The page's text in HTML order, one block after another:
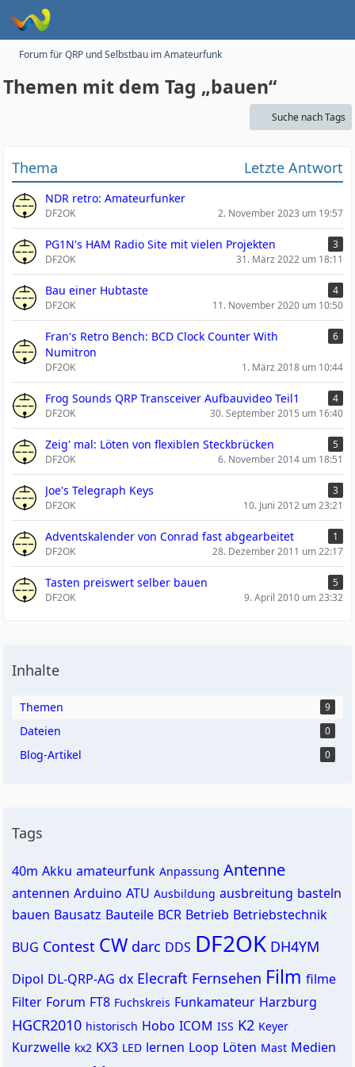
Forum für QRP und Selbstbau im Amateurfunk
Themen mit dem Tag „bauen“
Suche nach Tags
Thema Letzte Antwort
NDR retro: Amateurfunker
DF2OK 2. November 2023 um 19:57
PG1N's HAM Radio Site mit vielen Projekten
3
DF2OK
31. März 2022 um 18:11
Bau einer Hubtaste
4
DF2OK
11. November 2020 um 10:50
Fran's Retro Bench: BCD Clock Counter With
Numitron
6
DF2OK 1. März 2018 um 10:44
Frog Sounds QRP Transceiver Aufbauvideo Teil1
4
DF2OK
30. September 2015 um 16:40
Zeig' mal: Löten von flexiblen Steckbrücken
5
DF2OK
6. November 2014 um 18:51
Joe's Telegraph Keys
3
DF2OK
10. Juni 2012 um 23:21
Adventskalender von Conrad fast abgearbeitet
1
DF2OK
28. Dezember 2011 um 22:17
Tasten preiswert selber bauen
5
DF2OK
9. April 2010 um 23:32
Inhalte
Themen 9
Dateien 0
Blog-Artikel 0
Tags
40m Akku amateurfunk Anpassung Antenne
antennen Arduino ATU Ausbildung ausbreitung basteln
bauen Bausatz Bauteile BCR Betrieb Betriebstechnik
BUG Contest CW darc DDS DF2OK DH4YM
Dipol DL-QRP-AG dx Elecraft Fernsehen Film filme
Filter Forum FT8 Fuchskreis Funkamateur Harzburg
HGCR2010 historisch Hobo ICOM ISS K2 Keyer
Kurzwelle kx2 KX3 LED lernen Loop Löten Mast Medien